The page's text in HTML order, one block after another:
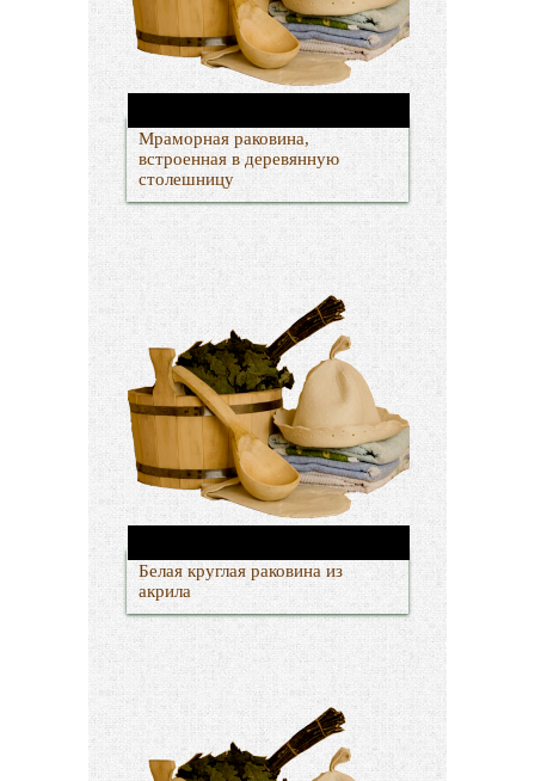
Мраморная раковина,
встроенная в деревянную
столешницу
Белая круглая раковина из
акрила